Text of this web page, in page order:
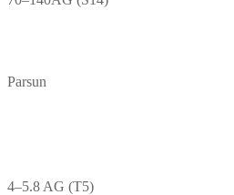
Parsun
4–5.8 AG (T5)